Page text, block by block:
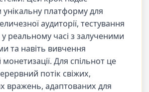
платформу для
аудиторії, тестування
у реальному часі з залученими
та навіть вивчення
Для спільнот це
потік свіжих,
вражень, адаптованих для